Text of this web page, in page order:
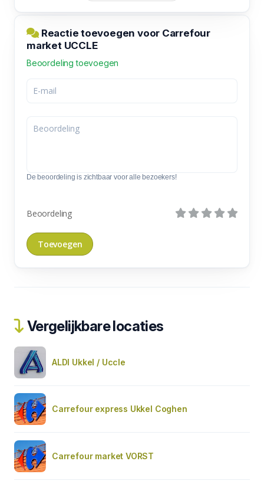
Reactie toevoegen voor Carrefour
market UCCLE
Beoordeling toevoegen
De beoordeling is zichtbaar voor alle bezoekers!
Beoordeling
Vergelijkbare locaties
ALDI Ukkel / Uccle
Carrefour express Ukkel Coghen
Carrefour market VORST